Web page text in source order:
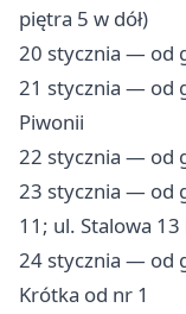
piętra 5 w dół)
20 stycznia — od
21 stycznia — od
Piwonii
22 stycznia — od
23 stycznia — od
11; ul. Stalowa 13
24 stycznia — od
Krótka od nr 1